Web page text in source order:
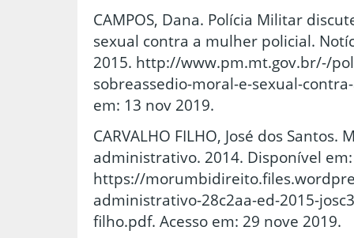
CAMPOS, Dana. Polícia Militar
sexual contra a mulher policial.
2015. http://www.pm.mt.gov.br/-/
sobreassedio-moral-e-sexual-
em: 13 nov 2019.
CARVALHO FILHO, José dos
administrativo. 2014. Disponível em:
https://
administrativo-28c2aa-ed-2015-
filho.pdf. Acesso em: 29 nove 2019.